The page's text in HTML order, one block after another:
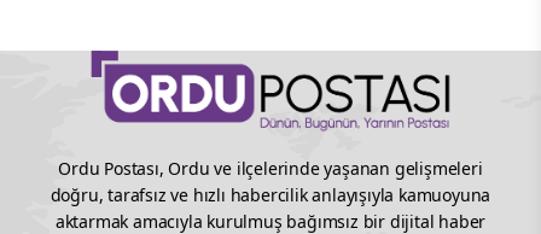
Ordu Postası, Ordu ve ilçelerinde yaşanan gelişmeleri
doğru, tarafsız ve hızlı habercilik anlayışıyla kamuoyuna
aktarmak amacıyla kurulmuş bağımsız bir dijital haber